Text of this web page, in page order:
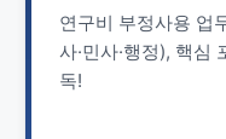
연구비 부정사용 업
사·민사·행정), 핵심
독!